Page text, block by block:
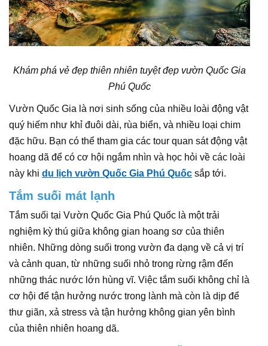
Khám phá vẻ đẹp thiên nhiên tuyệt đẹp vườn Quốc Gia
Phú Quốc
Vườn Quốc Gia là nơi sinh sống của nhiều loài động vật
quý hiếm như khỉ đuôi dài, rùa biển, và nhiều loại chim
đặc hữu. Bạn có thể tham gia các tour quan sát động vật
hoang dã để có cơ hội ngắm nhìn và học hỏi về các loài
này khi du lịch vườn Quốc Gia Phú Quốc sắp tới.
Tắm suối mát lạnh
Tắm suối tại Vườn Quốc Gia Phú Quốc là một trải
nghiệm kỳ thú giữa không gian hoang sơ của thiên
nhiên. Những dòng suối trong vườn đa dạng về cả vị trí
và cảnh quan, từ những suối nhỏ trong rừng rậm đến
những thác nước lớn hùng vĩ. Việc tắm suối không chỉ là
cơ hội để tận hưởng nước trong lành mà còn là dịp để
thư giãn, xả stress và tận hưởng không gian yên bình
của thiên nhiên hoang dã.